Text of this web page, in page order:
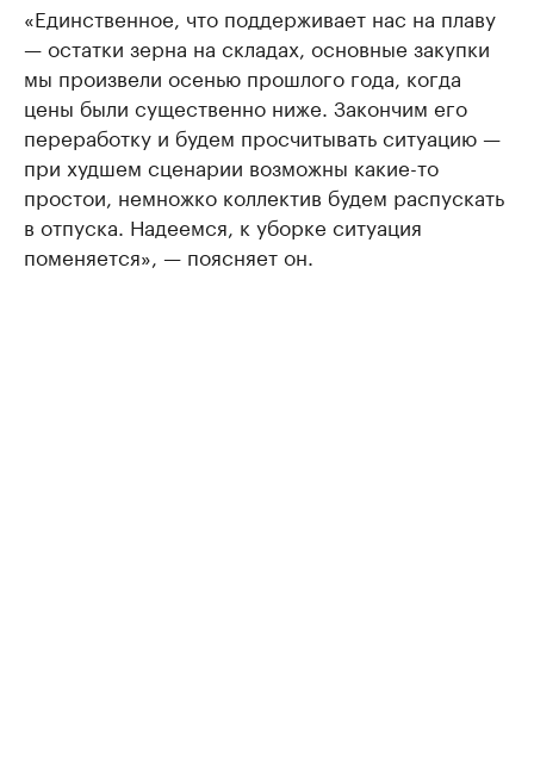
«Единственное, что поддерживает нас на плаву
— остатки зерна на складах, основные закупки
мы произвели осенью прошлого года, когда
цены были существенно ниже. Закончим его
переработку и будем просчитывать ситуацию —
при худшем сценарии возможны какие-то
простои, немножко коллектив будем распускать
в отпуска. Надеемся, к уборке ситуация
поменяется», — поясняет он.